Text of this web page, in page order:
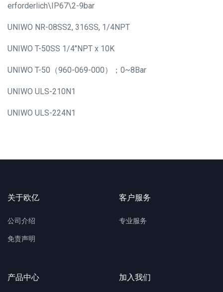
erforderlich\IP67\2-9bar
UNIWO NR-08SS2, 316SS, 1/4NPT
UNIWO T-50SS 1/4"NPT x 10K
UNIWO T-50（960-069-000）；0~8Bar
UNIWO ULS-210N1
UNIWO ULS-224N1
关于欧亿
公司介绍
免责声明
客户服务
专业服务
产品中心 加入我们